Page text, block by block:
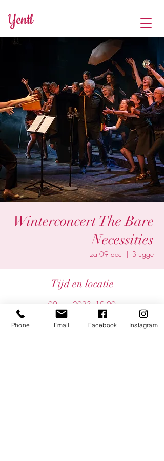
Yentl
Winterconcert The Bare
Necessities
za 09 dec
  |
Brugge
Tijd en locatie
09 dec 2023, 19:00
Brugge, Brugge, België
Phone Email Facebook Instagram